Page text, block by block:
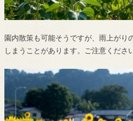
園内散策も可能そうですが、雨上がり
しまうことがあります。ご注意ください